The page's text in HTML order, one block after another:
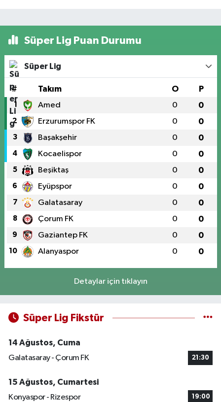
Süper Lig Puan Durumu
Süper Lig
# Takım O P
1 Amed 0 0
2 Erzurumspor FK 0 0
3 Başakşehir 0 0
4 Kocaelispor 0 0
5 Beşiktaş 0 0
6 Eyüpspor 0 0
7 Galatasaray 0 0
8 Çorum FK 0 0
9 Gaziantep FK 0 0
10 Alanyaspor 0 0
Detaylar için tıklayın
Süper Lig Fikstür
14 Ağustos, Cuma
Galatasaray - Çorum FK
21:30
15 Ağustos, Cumartesi
Konyaspor - Rizespor
19:00